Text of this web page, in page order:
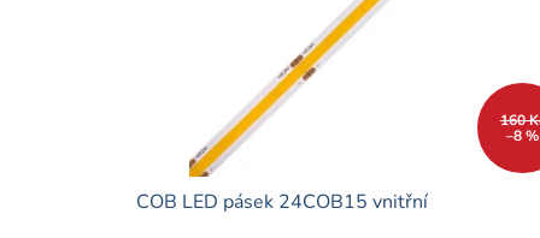
160
–8 %
COB LED pásek 24COB15 vnitřní